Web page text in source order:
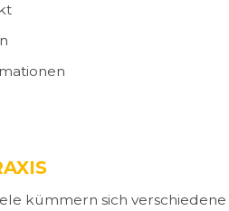
kümmern sich